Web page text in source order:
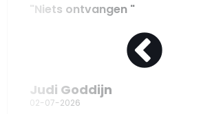
"Niets ontvangen "
Judi Goddijn
02-07-2026